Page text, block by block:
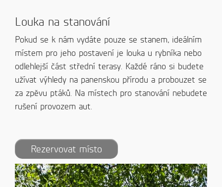
Louka na stanování
Pokud se k nám vydáte pouze se stanem, ideálním
místem pro jeho postavení je louka u rybníka nebo
odlehlejší část střední terasy. Každé ráno si budete
užívat výhledy na panenskou přírodu a probouzet se
za zpěvu ptáků. Na místech pro stanování nebudete
rušení provozem aut.
Rezervovat místo